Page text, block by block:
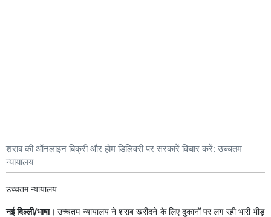
शराब की ऑनलाइन बिक्री और होम डिलिवरी पर सरकारें विचार करें: उच्चतम
न्यायालय
उच्चतम न्यायालय
नई दिल्ली/भाषा। उच्चतम न्यायालय ने शराब खरीदने के लिए दुकानों पर लग रही भारी भीड़